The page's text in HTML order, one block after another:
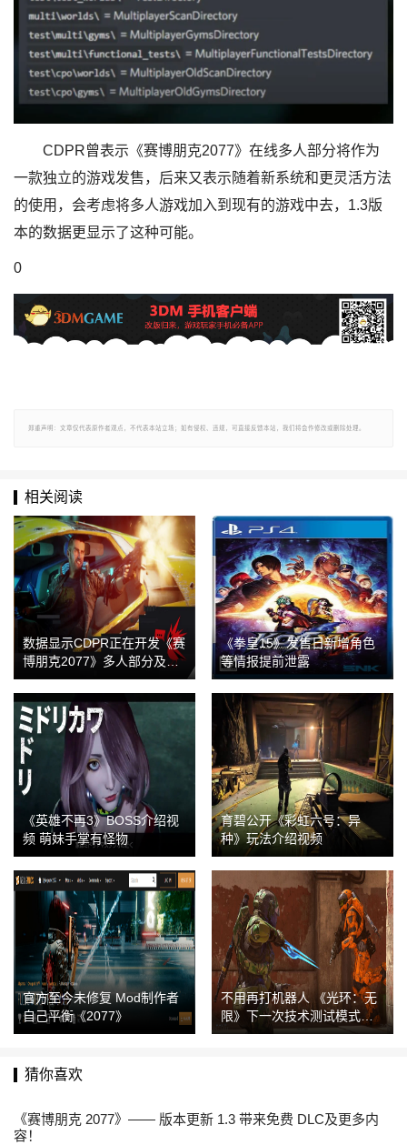
CDPR曾表示《赛博朋克2077》在线多人部分将作为
一款独立的游戏发售，后来又表示随着新系统和更灵活方法
的使用，会考虑将多人游戏加入到现有的游戏中去，1.3版
本的数据更显示了这种可能。
0
郑重声明：文章仅代表原作者观点，不代表本站立场；如有侵权、违规，可直接反馈本站，我们将会作修改或删除处理。
相关阅读
数据显示CDPR正在开发《赛
博朋克2077》多人部分及DL
C
《拳皇15》发售日新增角色
等情报提前泄露
《英雄不再3》BOSS介绍视
频 萌妹手掌有怪物
育碧公开《彩虹六号：异
种》玩法介绍视频
官方至今未修复 Mod制作者
自己平衡《2077》
不用再打机器人 《光环：无
限》下一次技术测试模式公
布
猜你喜欢
《赛博朋克 2077》—— 版本更新 1.3 带来免费 DLC及更多内
容！